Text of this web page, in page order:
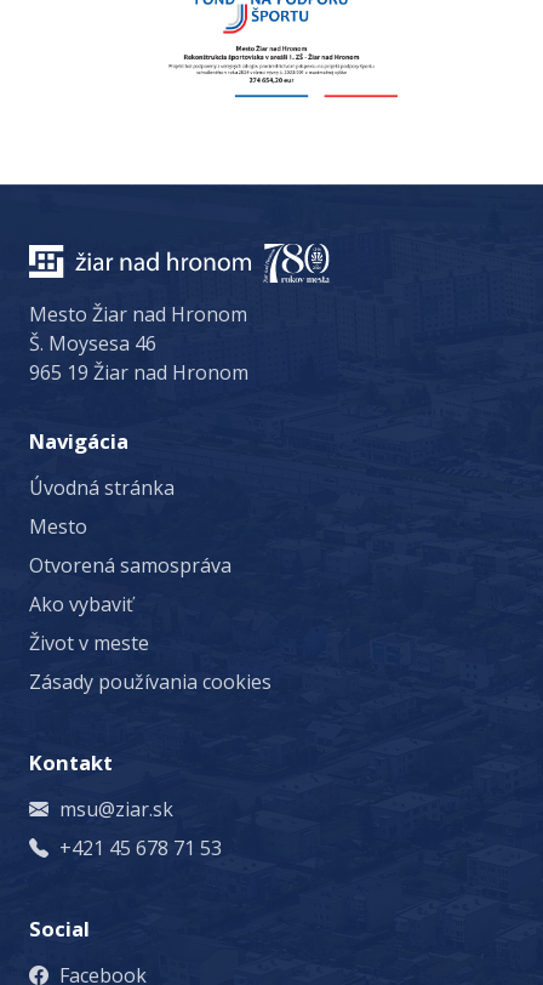
Mesto Žiar nad Hronom
Š. Moysesa 46
965 19 Žiar nad Hronom
Navigácia
Úvodná stránka
Mesto
Otvorená samospráva
Ako vybaviť
Život v meste
Zásady používania cookies
Kontakt
msu@ziar.sk
+421 45 678 71 53
Social
Facebook